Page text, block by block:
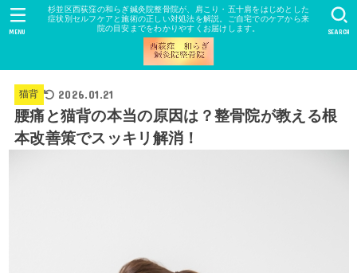
杉並区西荻窪の和らぎ鍼灸院整骨院が、肩こり・五十肩をはじめとした
症状別セルフケアと施術の正しい対処法を解説。ご自宅でのケアから来
院の目安までをわかりやすくお届けします。
SEARCH
MENU
猫背 2026.01.21
腰痛と猫背の本当の原因は？整骨院が教える根
本改善策でスッキリ解消！